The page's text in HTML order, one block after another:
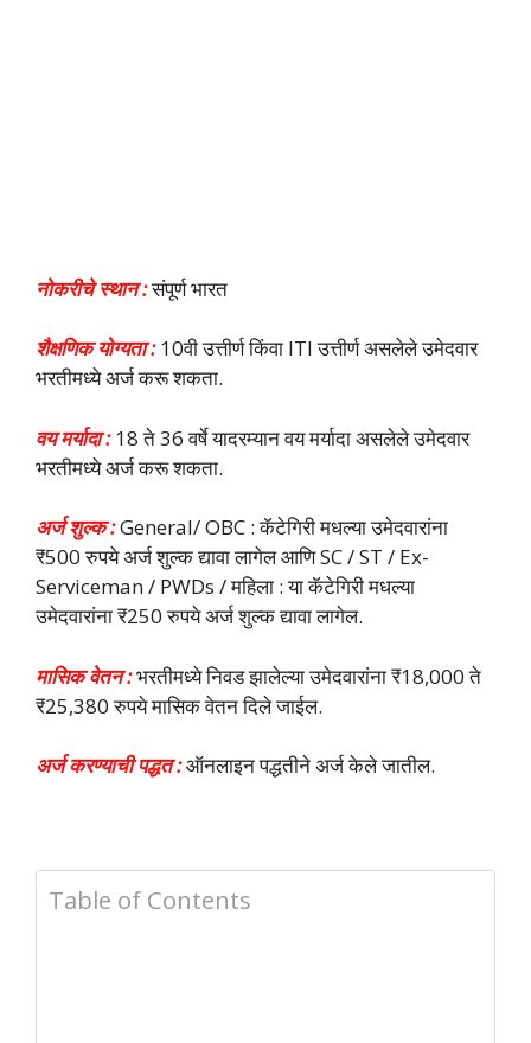
नोकरीचे स्थान :संपूर्ण भारत
शैक्षणिक योग्यता :10वी उत्तीर्ण किंवा ITI उत्तीर्ण असलेले उमेदवार
भरतीमध्ये अर्ज करू शकता.
वय मर्यादा :18 ते 36 वर्षे यादरम्यान वय मर्यादा असलेले उमेदवार
भरतीमध्ये अर्ज करू शकता.
अर्ज शुल्क :General/ OBC : कॅटेगिरी मधल्या उमेदवारांना
₹500 रुपये अर्ज शुल्क द्यावा लागेल आणि SC / ST / Ex-
Serviceman / PWDs / महिला : या कॅटेगिरी मधल्या
उमेदवारांना ₹250 रुपये अर्ज शुल्क द्यावा लागेल.
मासिक वेतन :भरतीमध्ये निवड झालेल्या उमेदवारांना ₹18,000 ते
₹25,380 रुपये मासिक वेतन दिले जाईल.
अर्ज करण्याची पद्धत :ऑनलाइन पद्धतीने अर्ज केले जातील.
Table of Contents